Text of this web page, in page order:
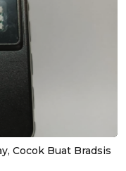
Cocok Buat Bradsis